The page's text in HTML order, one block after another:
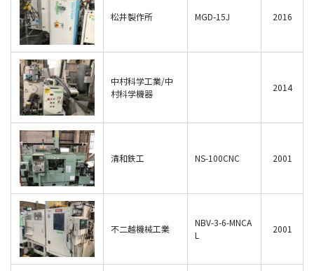
松井製作所 MGD-15J 2016
中村科学工業/中
村科学機器
2014
清和鉄工 NS-100CNC 2001
不二越機械工業
NBV-3-6-MNCA
L
2001